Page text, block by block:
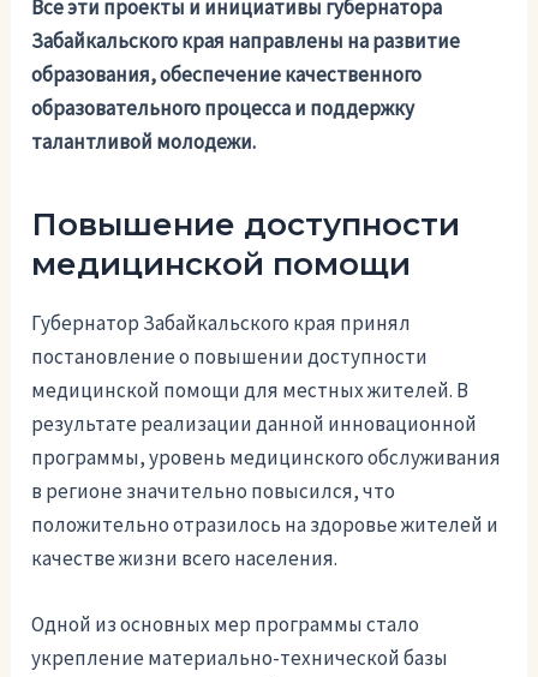
Все эти проекты и инициативы губернатора
Забайкальского края направлены на развитие
образования, обеспечение качественного
образовательного процесса и поддержку
талантливой молодежи.
Повышение доступности
медицинской помощи
Губернатор Забайкальского края принял
постановление о повышении доступности
медицинской помощи для местных жителей. В
результате реализации данной инновационной
программы, уровень медицинского обслуживания
в регионе значительно повысился, что
положительно отразилось на здоровье жителей и
качестве жизни всего населения.
Одной из основных мер программы стало
укрепление материально-технической базы